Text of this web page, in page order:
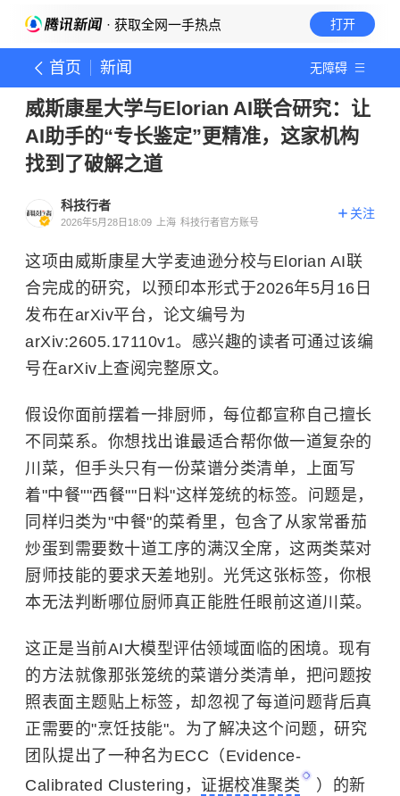
· 获取全网一手热点 打开
首页 新闻 无障碍
威斯康星大学与Elorian AI联合研究：让
AI助手的“专长鉴定”更精准，这家机构
找到了破解之道
科技行者
2026年5月28日18:09 上海 科技行者官方账号
关注
这项由威斯康星大学麦迪逊分校与Elorian AI联
合完成的研究，以预印本形式于2026年5月16日
发布在arXiv平台，论文编号为
arXiv:2605.17110v1。感兴趣的读者可通过该编
号在arXiv上查阅完整原文。
假设你面前摆着一排厨师，每位都宣称自己擅长
不同菜系。你想找出谁最适合帮你做一道复杂的
川菜，但手头只有一份菜谱分类清单，上面写
着"中餐""西餐""日料"这样笼统的标签。问题是，
同样归类为"中餐"的菜肴里，包含了从家常番茄
炒蛋到需要数十道工序的满汉全席，这两类菜对
厨师技能的要求天差地别。光凭这张标签，你根
本无法判断哪位厨师真正能胜任眼前这道川菜。
这正是当前AI大模型评估领域面临的困境。现有
的方法就像那张笼统的菜谱分类清单，把问题按
照表面主题贴上标签，却忽视了每道问题背后真
正需要的"烹饪技能"。为了解决这个问题，研究
团队提出了一种名为ECC（Evidence-
Calibrated Clustering， 证据校准聚类
）的新